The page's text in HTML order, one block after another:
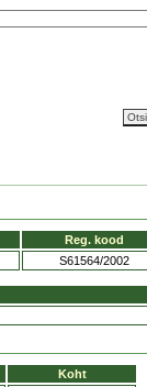
Reg. kood
S61564/2002
Koht